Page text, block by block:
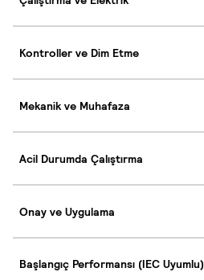
Kontroller ve Dim Etme
Mekanik ve Muhafaza
Acil Durumda Çalıştırma
Onay ve Uygulama
Başlangıç Performansı (IEC Uyumlu)